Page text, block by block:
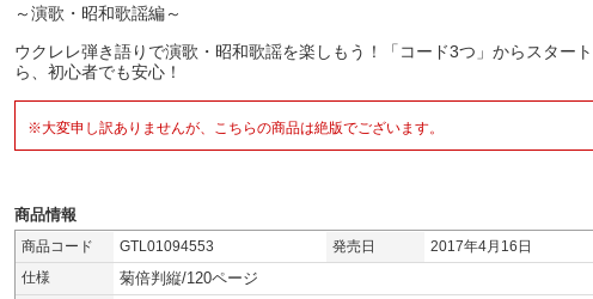
～演歌・昭和歌謡編～
ウクレレ弾き語りで演歌・昭和歌謡を楽しもう！「コード3つ」からスター
ら、初心者でも安心！
※大変申し訳ありませんが、こちらの商品は絶版でございます。
商品情報
商品コード GTL01094553 発売日
2017年4月16日
仕様
菊倍判縦/120ページ